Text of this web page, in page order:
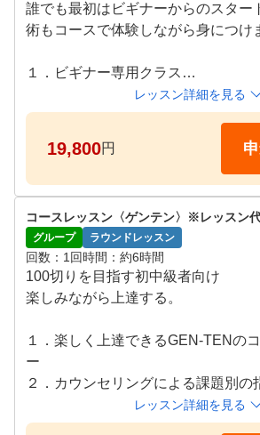
誰でも最初はビギナーからのスター
術もコースで体験しながら身につけ
１．ビギナー専用クラス
２．初心者も安心のレンタルクラブ
1週間前までに要予約)と、ゴルフ場
３．ルール&マナーも正しく学んで
るまでを全力サポート
レッスン時間：09:30〜16:00
定員：6名
【タイムテーブル】
1日のレッスンの流れを簡単にご紹介
8:30-9:30：受付（クラブハウス：フ
す。チェックインを済ませたらロッ
ってゴルフウェアに着替えてくださ
レッスン詳細を見る
19,800円
コースレッスン〈ゲンテン〉※レッスン
グループ ラウンドレッスン
回数 1回時間 約6時間
100切りを目指す初中級者向け
楽しみながら上達する。
１．楽しく上達できるGEN-TENの
ー
２．カウンセリングによる課題別の
３．ロングゲーム/ショートゲーム/
トをバランス良く学べます
レッスン詳細を見る